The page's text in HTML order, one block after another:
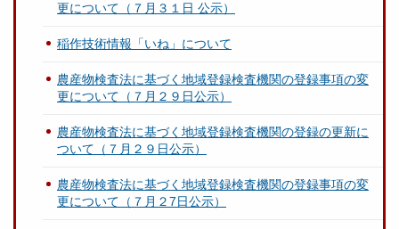
更について（７月３１日 公示）
稲作技術情報「いね」について
農産物検査法に基づく地域登録検査機関の登録事項の変
更について（７月２９日公示）
農産物検査法に基づく地域登録検査機関の登録の更新に
ついて（７月２９日公示）
農産物検査法に基づく地域登録検査機関の登録事項の変
更について（７月２7日公示）